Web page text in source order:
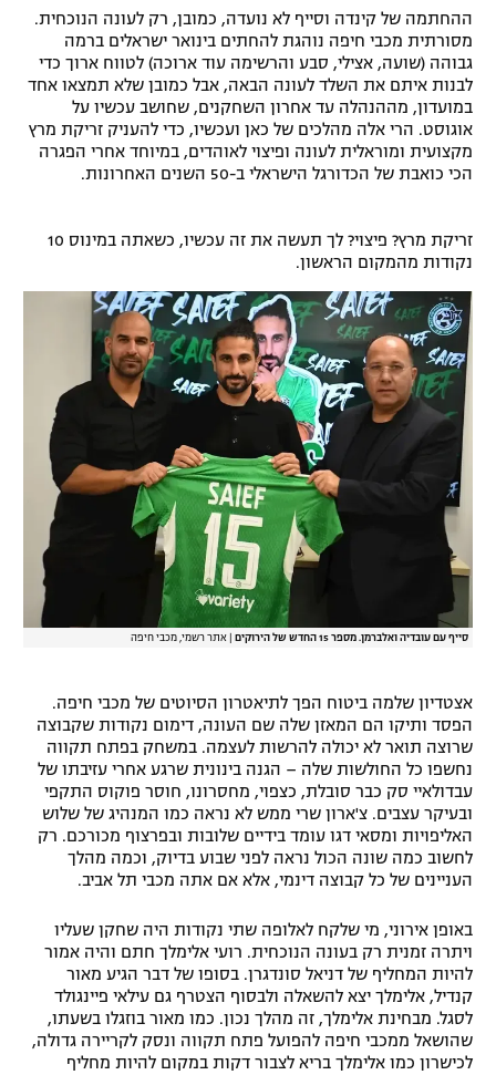
תקנון פעילות ספורט 1
רשיון להקרנה פומבית לבית עסק
הצטרפות לחבילת הערוצים
תגיות
המגזין
ההחתמה של קינדה וסייף לא נועדה, כמובן, רק לעונה הנוכחית.
מסורתית מכבי חיפה נוהגת להחתים בינואר ישראלים ברמה
גבוהה (שועה, אצילי, סבע והרשימה עוד ארוכה) לטווח ארוך כדי
לבנות איתם את השלד לעונה הבאה, אבל כמובן שלא תמצאו אחד
במועדון, מההנהלה עד אחרון השחקנים, שחושב עכשיו על
אוגוסט. הרי אלה מהלכים של כאן ועכשיו, כדי להעניק זריקת מרץ
מקצועית ומוראלית לעונה ופיצוי לאוהדים, במיוחד אחרי הפגרה
הכי כואבת של הכדורגל הישראלי ב-50 השנים האחרונות.
זריקת מרץ? פיצוי? לך תעשה את זה עכשיו, כשאתה במינוס 10
נקודות מהמקום הראשון.
סייף עם עובדיה ואלברמן. מספר 15 החדש של הירוקים אתר רשמי, מכבי חיפה
אצטדיון שלמה ביטוח הפך לתיאטרון הסיוטים של מכבי חיפה.
הפסד ותיקו הם המאזן שלה שם העונה, דימום נקודות שקבוצה
שרוצה תואר לא יכולה להרשות לעצמה. במשחק בפתח תקווה
נחשפו כל החולשות שלה – הגנה בינונית שרגע אחרי עזיבתו של
עבדולאיי סק כבר סובלת, כצפוי, מחסרונו, חוסר פוקוס התקפי
ובעיקר עצבים. צ'ארון שרי ממש לא נראה כמו המנהיג של שלוש
האליפויות ומסאי דגו עומד בידיים שלובות ובפרצוף מכורכם. רק
לחשוב כמה שונה הכול נראה לפני שבוע בדיוק, וכמה מהלך
העניינים של כל קבוצה דינמי, אלא אם אתה מכבי תל אביב.
באופן אירוני, מי שלקח לאלופה שתי נקודות היה שחקן שעליו
ויתרה זמנית רק בעונה הנוכחית. רועי אלימלך חתם והיה אמור
להיות המחליף של דניאל סונדגרן. בסופו של דבר הגיע מאור
קנדיל, אלימלך יצא להשאלה ולבסוף הצטרף גם עילאי פיינגולד
לסגל. מבחינת אלימלך, זה מהלך נכון. כמו מאור בוזגלו בשעתו,
שהושאל ממכבי חיפה להפועל פתח תקווה ונסק לקריירה גדולה,
לכישרון כמו אלימלך בריא לצבור דקות במקום להיות מחליף